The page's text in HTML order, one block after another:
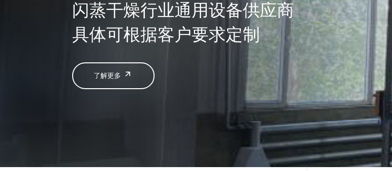
闪蒸干燥行业通用设备供应商
具体可根据客户要求定制
了解更多